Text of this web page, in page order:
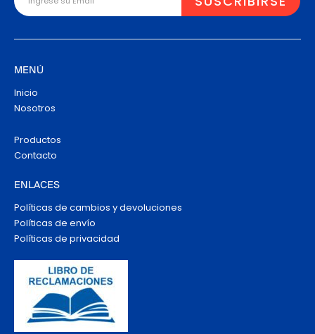
MENÚ
Inicio
Nosotros
Productos
Contacto
ENLACES
Políticas de cambios y devoluciones
Políticas de envío
Políticas de privacidad